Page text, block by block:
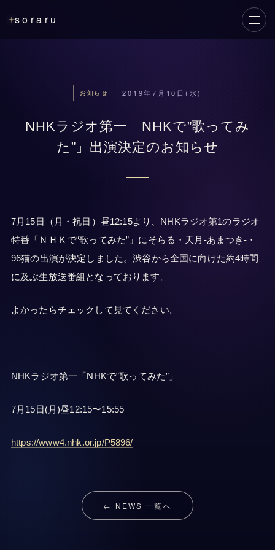
soraru
メニ
お知らせ 2019年7月10日(水)
NHKラジオ第一「NHKで”歌ってみ
た”」出演決定のお知らせ
7月15日（月・祝日）昼12:15より、NHKラジオ第1のラジオ
特番「ＮＨＫで“歌ってみた”」にそらる・天月-あまつき-・
96猫の出演が決定しました。渋谷から全国に向けた約4時間
に及ぶ生放送番組となっております。
よかったらチェックして見てください。
NHKラジオ第一「NHKで”歌ってみた”」
7月15日(月)昼12:15〜15:55
https://www4.nhk.or.jp/P5896/
← NEWS 一覧へ